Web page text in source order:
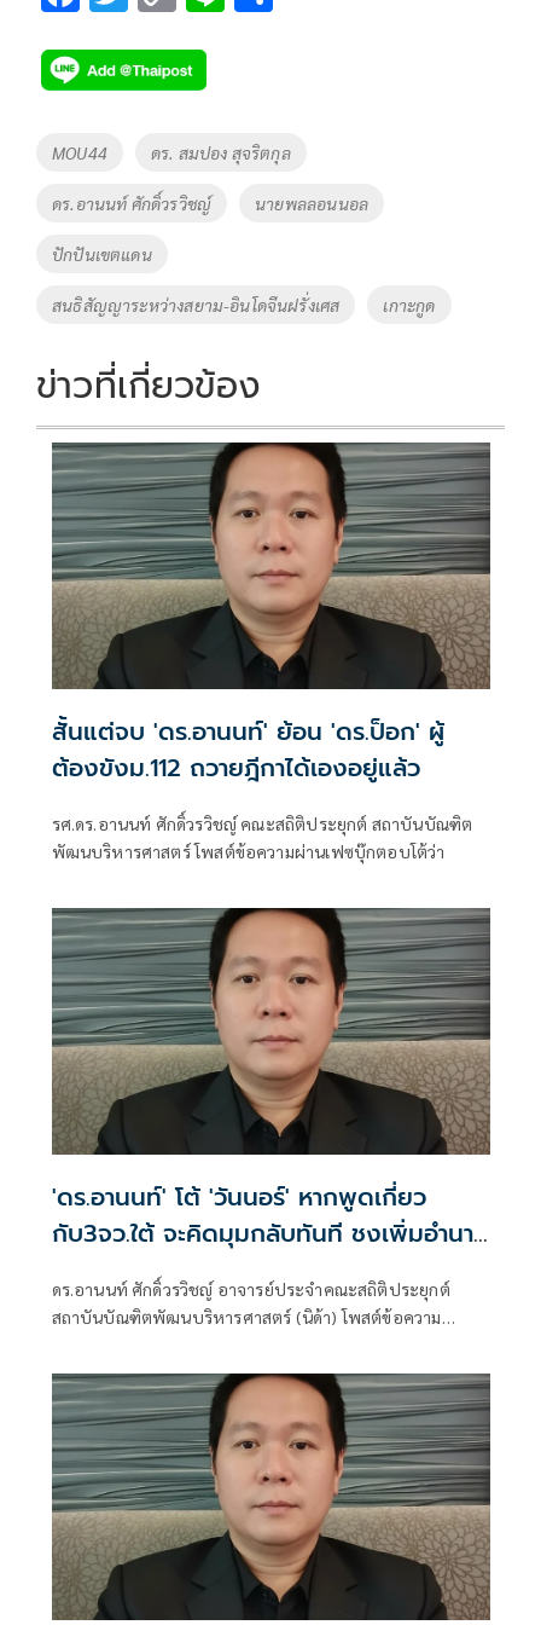
e
b
o
k
tt
er
p
y
Li
n
k
Tags
MOU44 ดร. สมปอง สุจริตกุล
ดร.อานนท์ ศักดิ์วรวิชญ์ นายพลลอนนอล
ปักปันเขตแดน
สนธิสัญญาระหว่างสยาม-อินโดจีนฝรั่งเศส เกาะกูด
ข่าวที่เกี่ยวข้อง
สั้นแต่จบ 'ดร.อานนท์' ย้อน 'ดร.ป็อก' ผู้
ต้องขังม.112 ถวายฎีกาได้เองอยู่แล้ว
รศ.ดร.อานนท์ ศักดิ์วรวิชญ์ คณะสถิติประยุกต์ สถาบันบัณฑิต
พัฒนบริหารศาสตร์ โพสต์ข้อความผ่านเฟซบุ๊กตอบโต้ว่า
'ดร.อานนท์' โต้ 'วันนอร์' หากพูดเกี่ยว
กับ3จว.ใต้ จะคิดมุมกลับทันที ชงเพิ่มอำนาจ
ดร.อานนท์ ศักดิ์วรวิชญ์ อาจารย์ประจำคณะสถิติประยุกต์
สถาบันบัณฑิตพัฒนบริหารศาสตร์ (นิด้า) โพสต์ข้อความ